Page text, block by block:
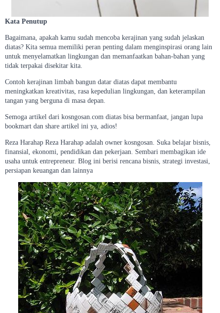
Kata Penutup
Bagaimana, apakah kamu sudah mencoba kerajinan yang sudah jelaskan
diatas? Kita semua memiliki peran penting dalam menginspirasi orang lain
untuk menyelamatkan lingkungan dan memanfaatkan bahan-bahan yang
tidak terpakai disekitar kita.
Contoh kerajinan limbah bangun datar diatas dapat membantu
meningkatkan kreativitas, rasa kepedulian lingkungan, dan keterampilan
tangan yang berguna di masa depan.
Semoga artikel dari kosngosan.com diatas bisa bermanfaat, jangan lupa
bookmart dan share artikel ini ya, adios!
Reza Harahap Reza Harahap adalah owner kosngosan. Suka belajar bisnis,
finansial, ekonomi, pendidikan dan pekerjaan. Sembari membagikan ide
usaha untuk entrepreneur. Blog ini berisi rencana bisnis, strategi investasi,
persiapan keuangan dan lainnya